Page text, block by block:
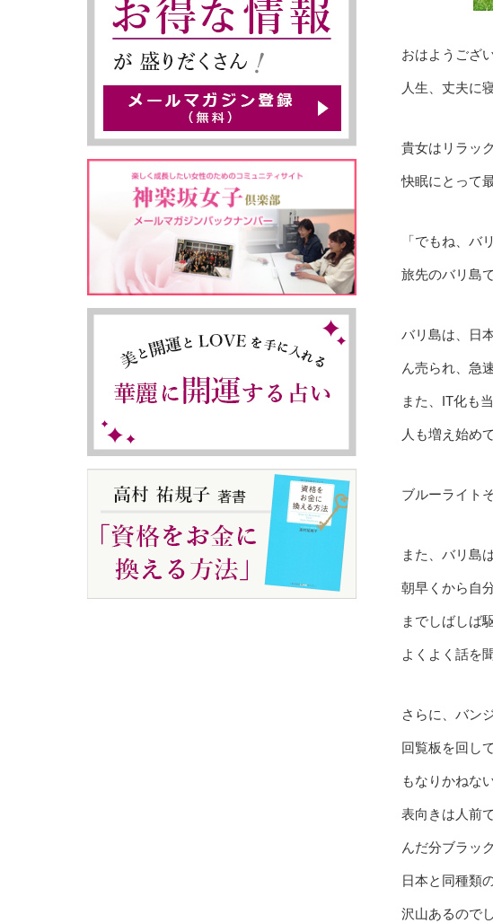
おはようござ
人生、丈夫に
貴女はリラッ
快眠にとって
「でもね、バ
旅先のバリ島
バリ島は、日
ん売られ、急
また、IT化も
人も増え始め
ブルーライト
また、バリ島
朝早くから自
までしばしば
よくよく話を
さらに、バン
回覧板を回し
もなりかねな
表向きは人前
んだ分ブラッ
日本と同種類
沢山あるので